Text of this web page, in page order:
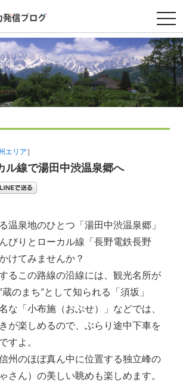
t
o
g
g
l
e
n
a
v
g
i
エリア ］
ル線で湯田中渋温泉郷へ
温泉地のひとつ「湯田中渋温泉郷」
びりとローカル線「長野電鉄長野
けてみませんか？
るこの路線の沿線には、観光名所が
のまち”として知られる「須坂」
な「小布施（おぶせ）」などでは、
が楽しめるので、ぶらり途中下車を
すよ。
州のほぼ真ん中に位置する独立峰の
さん）の美しい眺めも楽しめます。